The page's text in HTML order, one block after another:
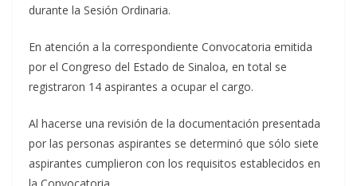
durante la Sesión Ordinaria.
En atención a la correspondiente Convocatoria emitida
por el Congreso del Estado de Sinaloa, en total se
registraron 14 aspirantes a ocupar el cargo.
Al hacerse una revisión de la documentación presentada
por las personas aspirantes se determinó que sólo siete
aspirantes cumplieron con los requisitos establecidos en